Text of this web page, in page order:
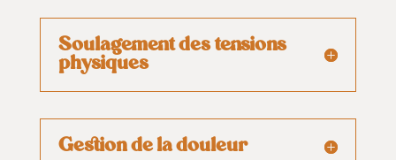
Soulagement des tensions
physiques
Gestion de la douleur